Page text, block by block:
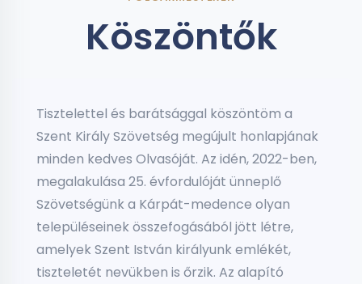
Köszöntők
Tisztelettel és barátsággal köszöntöm a
Szent Király Szövetség megújult honlapjának
minden kedves Olvasóját. Az idén, 2022-ben,
megalakulása 25. évfordulóját ünneplő
Szövetségünk a Kárpát-medence olyan
településeinek összefogásából jött létre,
amelyek Szent István királyunk emlékét,
tiszteletét nevükben is őrzik. Az alapító